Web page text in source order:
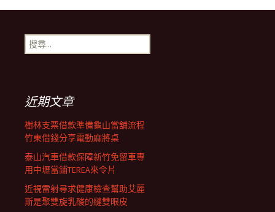
導
覽搜
尋
近期文章
樹林支票借款準備龜山當舖流程
竹東借錢分享電動麻將桌
泰山汽車借款保障新竹免留車專
用中壢當鋪TEREA來令片
近視雷射尋求健康檢查幫助艾麗
斯是聚雙旋乳酸的縫雙眼皮